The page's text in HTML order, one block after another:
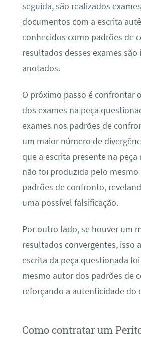
seguida, são realizados
documentos com a escrita
conhecidos como padrões de
resultados desses exames
anotados.
O próximo passo é confrontar
dos exames na peça
exames nos padrões de
um maior número de
que a escrita presente na peça
não foi produzida pelo mesmo
padrões de confronto,
uma possível falsificação.
Por outro lado, se houver um
resultados convergentes, isso
escrita da peça questionada
mesmo autor dos padrões de
reforçando a autenticidade do
Como contratar um